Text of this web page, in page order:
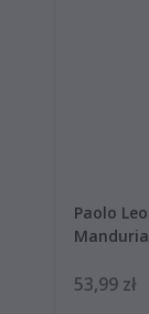
Paolo
53,99 zł